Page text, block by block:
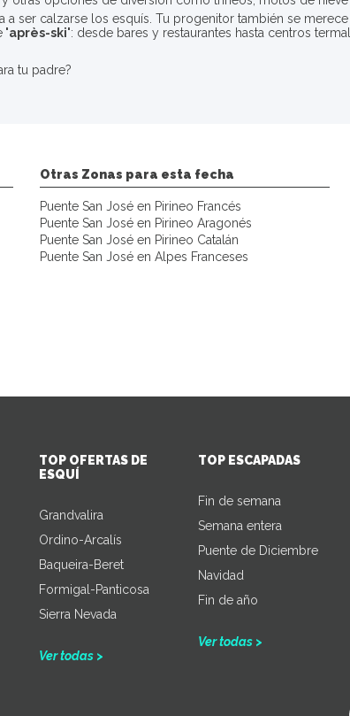
a ser calzarse los esquís. Tu progenitor también se
'après-ski': desde bares y restaurantes hasta centros
tu padre?
Otras Zonas para esta fecha
Puente San José en Pirineo Francés
Puente San José en Pirineo Aragonés
Puente San José en Pirineo Catalán
Puente San José en Alpes Franceses
TOP OFERTAS DE
ESQUÍ
Grandvalira
Ordino-Arcalís
Baqueira-Beret
Formigal-Panticosa
Sierra Nevada
Ver todas >
TOP ESCAPADAS
Fin de semana
Semana entera
Puente de Diciembre
Navidad
Fin de año
Ver todas >